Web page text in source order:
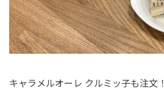
キャラメルオーレ クルミッ子も注文！